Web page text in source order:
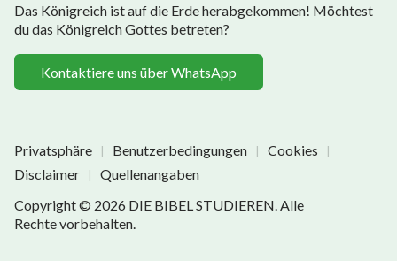
Das Königreich ist auf die Erde herabgekommen! Möchtest
du das Königreich Gottes betreten?
Kontaktiere uns über WhatsApp
Privatsphäre | Benutzerbedingungen | Cookies |
Disclaimer |
Quellenangaben
Copyright © 2026 DIE BIBEL STUDIEREN . Alle
Rechte vorbehalten.